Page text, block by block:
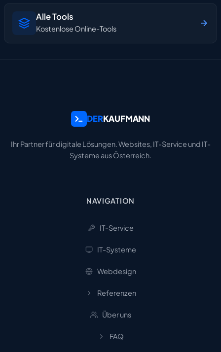
Alle Tools
Kostenlose Online-Tools
DERKAUFMANN
Ihr Partner für digitale Lösungen. Websites, IT-Service und IT-
Systeme aus Österreich.
NAVIGATION
IT-Service
IT-Systeme
Webdesign
Referenzen
Über uns
FAQ